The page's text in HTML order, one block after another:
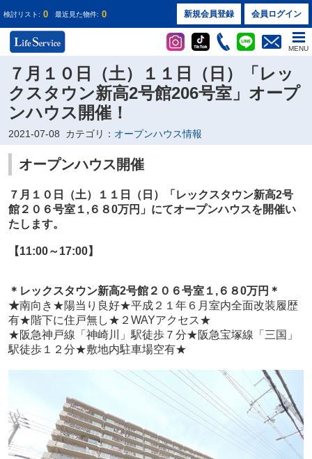
検討リスト: 0 最近見た物件: 0 新規会員登録 会員ログイン
MENU
７月１０日（土）１１日（日）「レッ
クスタウン新高2号館206号室」オープ
ンハウス開催！
2021-07-08 カテゴリ： オープンハウス情報
オープンハウス開催
７月１０日（土）１１日（日）
「レックスタウン新高2号
館２０６号室１ ,６８0万円 」 にてオープンハウスを開催い
たします。
【11:00～17:00】
＊ レックスタウン新高2号館２０６号室１ ,６８0万円 ＊
★南向き★陽当り良好★平成２１年６月室内全面改装履歴
有★階下に住戸無し★２WAYアクセス★
★阪急神戸線「神崎川」駅徒歩７分★阪急宝塚線「三国」
駅徒歩１２分★敷地内駐車場空有★